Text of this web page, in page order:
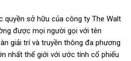
quyền sở hữu của công ty The Walt
được mọi người gọi với tên
giải trí và truyền thông đa phương
nhất thế giới với ước tính cổ phiếu